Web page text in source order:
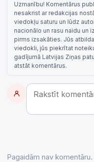
Uzmanību! Komentārus
nesakrist ar redakcijas
viedokļu saturu un lūdz
nacionālo un rasu naidu un
pirms izsakāties. Jūs
viedokli, jūs piekrītat
gadījumā Latvijas Ziņas
atstāt komentārus.
Pagaidām nav